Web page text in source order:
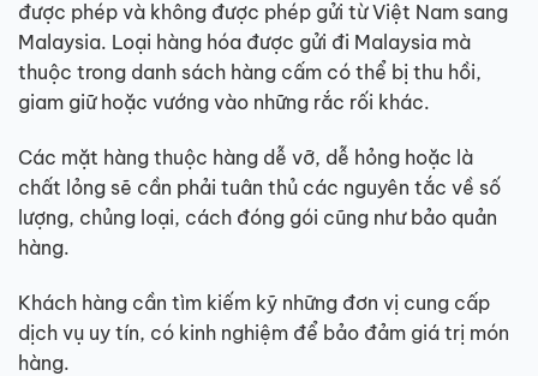
được phép và không được phép gửi từ Việt Nam sang
Malaysia. Loại hàng hóa được gửi đi Malaysia mà
thuộc trong danh sách hàng cấm có thể bị thu hồi,
giam giữ hoặc vướng vào những rắc rối khác.
Các mặt hàng thuộc hàng dễ vỡ, dễ hỏng hoặc là
chất lỏng sẽ cần phải tuân thủ các nguyên tắc về số
lượng, chủng loại, cách đóng gói cũng như bảo quản
hàng.
Khách hàng cần tìm kiếm kỹ những đơn vị cung cấp
dịch vụ uy tín, có kinh nghiệm để bảo đảm giá trị món
hàng.